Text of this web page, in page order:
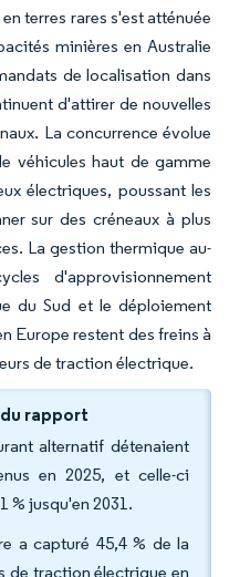
terres rares s'est atténuée
minières en Australie
de localisation dans
d'attirer de nouvelles
La concurrence évolue
véhicules haut de gamme
électriques, poussant les
sur des créneaux à plus
La gestion thermique au-
d'approvisionnement
du Sud et le déploiement
Europe restent des freins à
de traction électrique.
rapport
alternatif détenaient
en 2025, et celle-ci
% jusqu'en 2031.
a capturé 45,4 % de la
de traction électrique en